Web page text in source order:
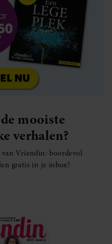
mooiste
verhalen?
Vriendin: boordevol
gratis in je inbox!